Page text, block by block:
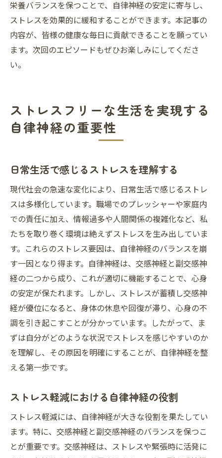
栄養バランスを保つことで、自律神経の安定に寄与し、
ストレスを効果的に緩和することができます。本記事の
内容が、皆様の健康な毎日に貢献できることを願ってい
ます。次回のエピソードもぜひお楽しみにしてくださ
い。
ストレスフリーな生活を実現する
自律神経の重要性
日常生活で感じるストレスを理解する
現代社会の急速な変化により、日常生活で感じるストレ
スは多様化しています。職場でのプレッシャーや家庭内
での責任に加え、情報過多や人間関係の複雑化など、私
たちを取り巻く環境は絶えずストレスを生み出していま
す。これらのストレス要因は、自律神経のバランスを崩
す一因となり得ます。自律神経は、交感神経と副交感神
経の二つから成り、これが適切に機能することで、心身
の安定が保たれます。しかし、ストレスが蓄積し交感神
経が優位になると、身体の休息や回復が滞り、心身の不
調を引き起こすことが分かっています。したがって、ま
ずは自分がどのような状況でストレスを感じやすいのか
を理解し、その原因を明確にすることが、自律神経を整
える第一歩です。
ストレス軽減における自律神経の役割
ストレス軽減には、自律神経が大きな役割を果たしてい
ます。特に、交感神経と副交感神経のバランスを保つこ
とが重要です。交感神経は、ストレスや緊張時に活発に